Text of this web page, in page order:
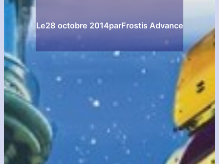
Le28 octobre 2014parFrostis Advance